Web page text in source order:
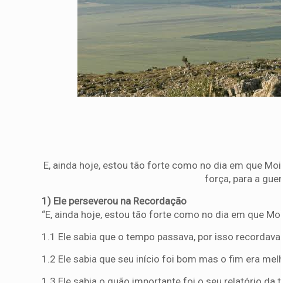
E, ainda hoje, estou tão forte como no dia em que
força, para a
1) Ele perseverou na Recordação
“E, ainda hoje, estou tão forte como no dia em que
1.1 Ele sabia que o tempo passava, por isso
1.2 Ele sabia que seu início foi bom mas o fim era